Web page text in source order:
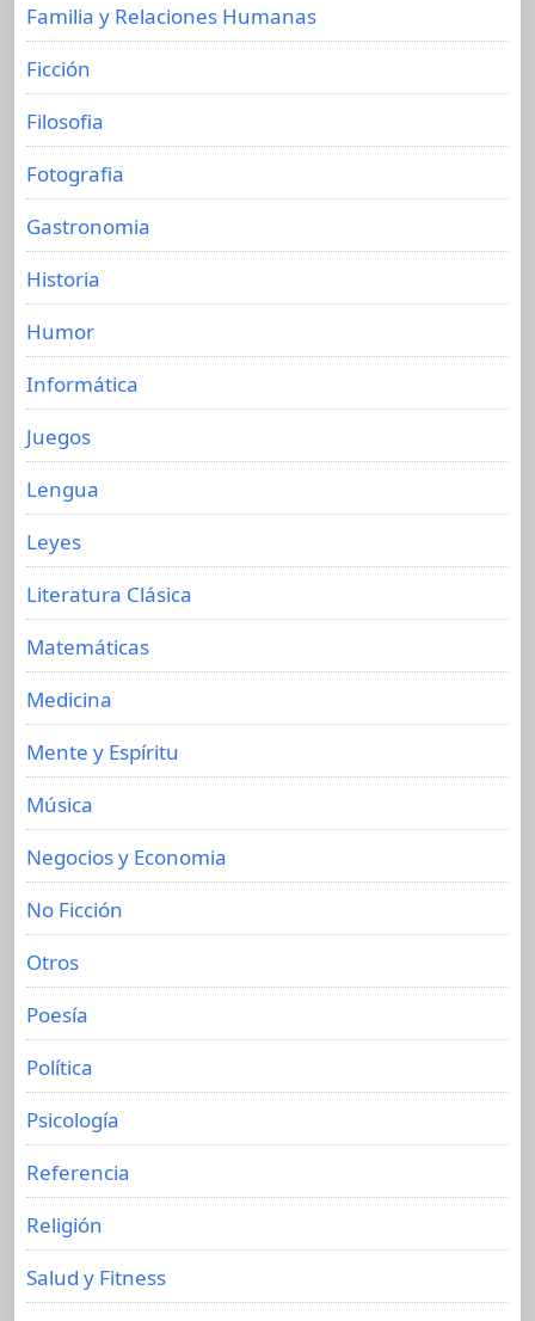
Familia y Relaciones Humanas
Ficción
Filosofia
Fotografia
Gastronomia
Historia
Humor
Informática
Juegos
Lengua
Leyes
Literatura Clásica
Matemáticas
Medicina
Mente y Espíritu
Música
Negocios y Economia
No Ficción
Otros
Poesía
Política
Psicología
Referencia
Religión
Salud y Fitness